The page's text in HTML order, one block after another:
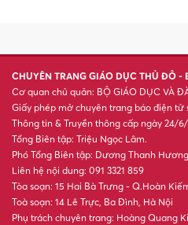
CHUYÊN TRANG GIÁO DỤC THỦ ĐÔ -
Cơ quan chủ quản: BỘ GIÁO DỤC VÀ
Giấy phép mở chuyên trang báo điện tử
Thông tin & Truyền thông cấp ngày 24/6/
Tổng Biên tập: Triệu Ngọc Lâm.
Phó Tổng Biên tập: Dương Thanh
Liên hệ nội dung: 091 3321 859
Tòa soạn: 15 Hai Bà Trưng - Q.Hoàn
Toà soạn: 14 Lê Trực, Ba Đình, Hà Nội
Phụ trách chuyên trang: Hoàng Quang